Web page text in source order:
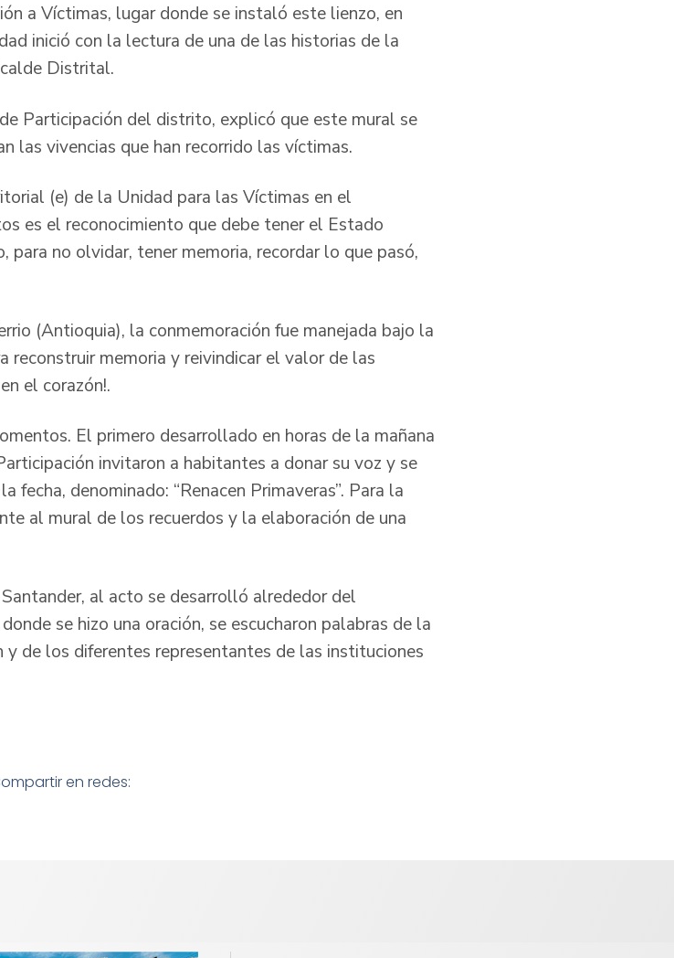
a Víctimas, lugar donde se instaló este lienzo, en
inició con la lectura de una de las historias de la
Distrital.
Participación del distrito, explicó que este mural se
las vivencias que han recorrido las víctimas.
(e) de la Unidad para las Víctimas en el
es el reconocimiento que debe tener el Estado
no olvidar, tener memoria, recordar lo que pasó,
(Antioquia), la conmemoración fue manejada bajo la
reconstruir memoria y reivindicar el valor de las
el corazón!.
El primero desarrollado en horas de la mañana
invitaron a habitantes a donar su voz y se
fecha, denominado: “Renacen Primaveras”. Para la
al mural de los recuerdos y la elaboración de una
al acto se desarrolló alrededor del
se hizo una oración, se escucharon palabras de la
de los diferentes representantes de las instituciones
en redes: